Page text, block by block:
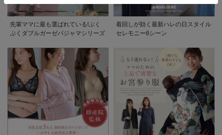
先輩ママに最も選ばれている!ぷく
ぷくダブルガーゼパジャマシリーズ
着回しが効く最新ハレの日スタイル
セレモニー6シーン